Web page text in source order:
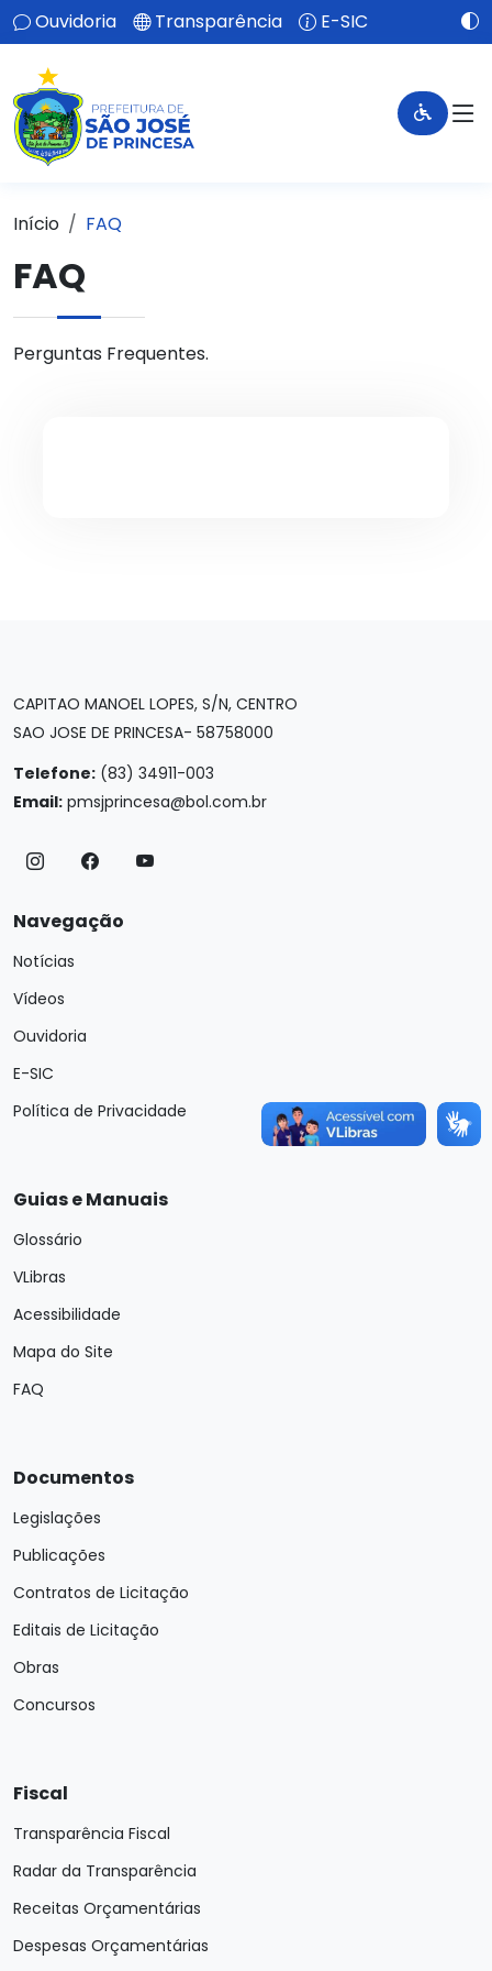
Ouvidoria Transparência E-SIC
Início FAQ
FAQ
Perguntas Frequentes.
CAPITAO MANOEL LOPES, S/N, CENTRO
SAO JOSE DE PRINCESA- 58758000
Telefone: (83) 34911-003
Email: pmsjprincesa@bol.com.br
Navegação
Notícias
Vídeos
Ouvidoria
E-SIC
Política de Privacidade
Guias e Manuais
Glossário
VLibras
Acessibilidade
Mapa do Site
FAQ
Documentos
Legislações
Publicações
Contratos de Licitação
Editais de Licitação
Obras
Concursos
Fiscal
Transparência Fiscal
Radar da Transparência
Receitas Orçamentárias
Despesas Orçamentárias